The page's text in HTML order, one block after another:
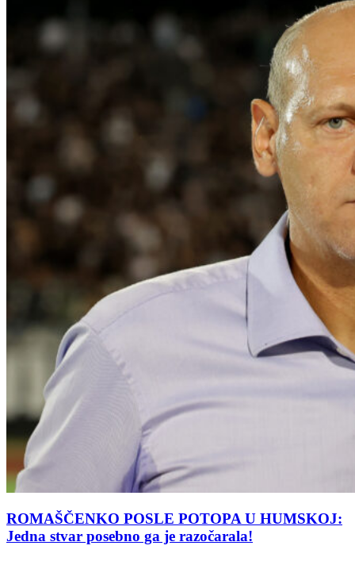
ROMAŠČENKO POSLE POTOPA U HUMSKOJ:
Jedna stvar posebno ga je razočarala!